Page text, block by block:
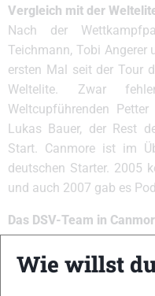
Vergleich mit der
Nach der
Teichmann, Tobi Angerer
ersten Mal seit der Tour
Weltelite. Zwar
Weltcupführenden
Lukas Bauer, der Rest
Start. Canmore ist im
deutschen Starter. 2005
und auch 2007 gab es
Das DSV-Team in
Damen: Evi
Zeller, Miriam Gössner,
Wie willst